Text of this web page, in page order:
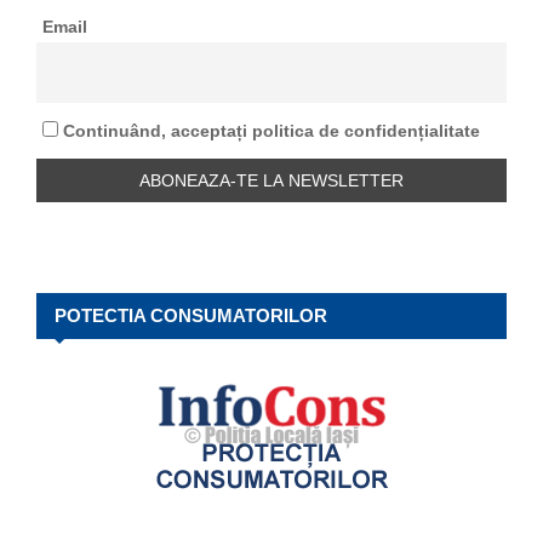
H
Email
Continuând, acceptați politica de confidențialitate
POTECTIA CONSUMATORILOR